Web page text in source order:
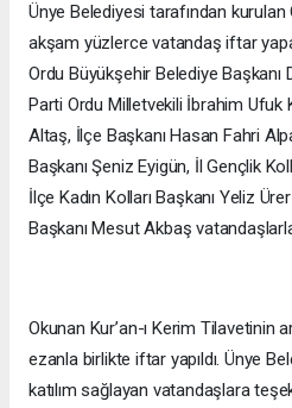
Ünye Belediyesi tarafından kurulan
akşam yüzlerce vatandaş iftar
Ordu Büyükşehir Belediye Başkanı
Parti Ordu Milletvekili İbrahim Ufuk
Altaş, İlçe Başkanı Hasan Fahri
Başkanı Şeniz Eyigün, İl Gençlik
İlçe Kadın Kolları Başkanı Yeliz
Başkanı Mesut Akbaş
Okunan Kur’an-ı Kerim Tilavetinin
ezanla birlikte iftar yapıldı. Ünye
katılım sağlayan vatandaşlara